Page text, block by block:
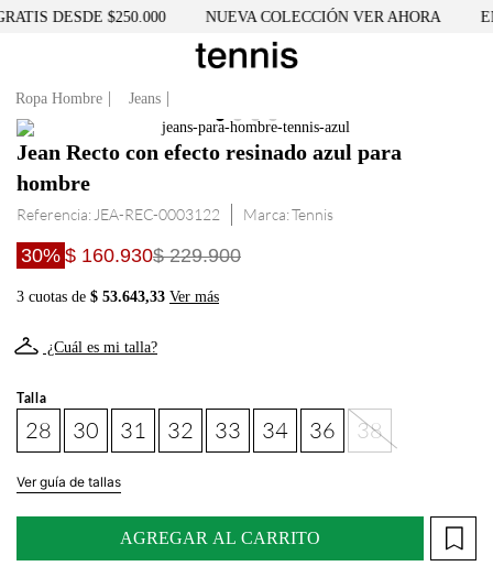
DESDE $250.000 NUEVA COLECCIÓN VER AHORA
Ropa Hombre Jeans
Jean Recto con efecto resinado azul para
hombre
Referencia: JEA-REC-0003122 Tennis
30% $ 160.930$ 229.900
3 cuotas de $ 53.643,33 Ver más
¿Cuál es mi talla?
Talla
28 30 31 32 33 34 36 38
Ver guía de tallas
AGREGAR AL CARRITO